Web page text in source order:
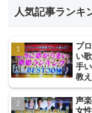
人気記事ランキ
プ
い
手
教
声
女